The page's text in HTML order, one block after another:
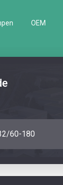
OEM
60-180